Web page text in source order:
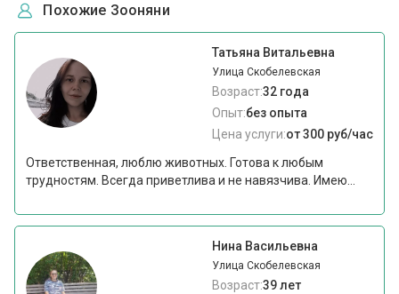
Похожие Зооняни
Татьяна Витальевна
Улица Скобелевская
Возраст:32 года
Опыт:без опыта
Цена услуги:от 300 руб/час
Ответственная, люблю животных. Готова к любым
трудностям. Всегда приветлива и не навязчива. Имею...
Нина Васильевна
Улица Скобелевская
Возраст:39 лет